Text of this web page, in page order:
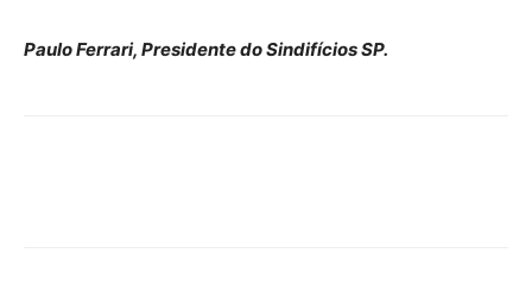
Paulo Ferrari, Presidente do Sindifícios SP.